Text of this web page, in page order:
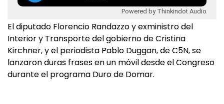
Powered by Thinkindot Audio
El diputado Florencio Randazzo y exministro del
Interior y Transporte del gobierno de Cristina
Kirchner, y el periodista Pablo Duggan, de C5N, se
lanzaron duras frases en un móvil desde el Congreso
durante el programa Duro de Domar.